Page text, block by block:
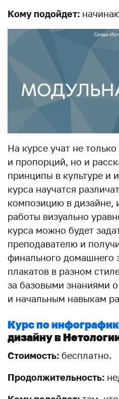
Кому подойдет:
На курсе учат не
и пропорций, но и
принципы в культуре и
курса научатся
композицию в дизайне,
работы визуально
курса можно будет
преподавателю и
финального домашнего
плакатов в разном
за базовыми знаниями
и начальным навыкам
Курс по
дизайну в
Стоимость: бесплатно.
Продолжительность: